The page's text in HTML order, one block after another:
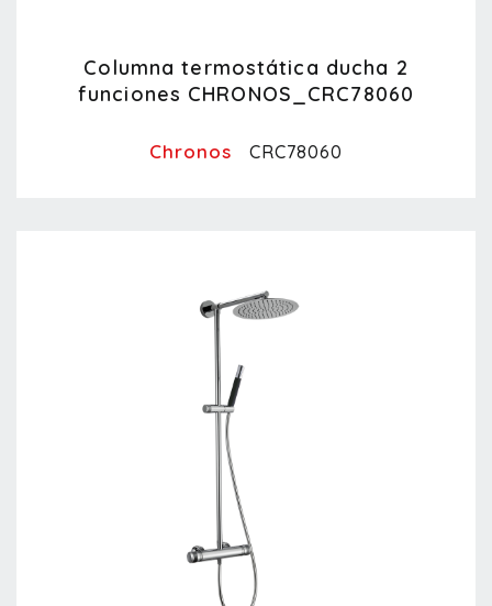
Columna termostática ducha 2
funciones CHRONOS_CRC78060
Chronos CRC78060